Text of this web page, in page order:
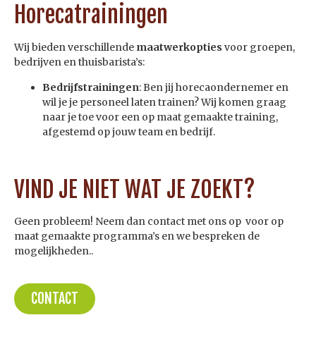
Horecatrainingen
Wij bieden verschillende maatwerkopties voor groepen,
bedrijven en thuisbarista’s:
Bedrijfstrainingen: Ben jij horecaondernemer en
wil je je personeel laten trainen? Wij komen graag
naar je toe voor een op maat gemaakte training,
afgestemd op jouw team en bedrijf.
VIND JE NIET WAT JE ZOEKT?
Geen probleem! Neem dan contact met ons op voor op
maat gemaakte programma’s en we bespreken de
mogelijkheden..
CONTACT